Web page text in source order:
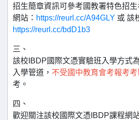
招生簡章資訊可參考國教署特色招
網站： https://reurl.cc/A94GLY 或 該
https://reurl.cc/bdD1b3
三、
該校IBDP國際文憑實驗班入學方式
入學管道， 不受國中教育會考報考考
考。
四、
歡迎關注該校國際文憑IBDP課程網站